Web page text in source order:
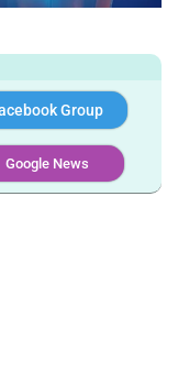
Group
Google News